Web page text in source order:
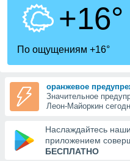
Вы можете
к этому
доступ
+16°
По ощущениям +16°
оранжевое
Значительное
Леон-Майоркин
Наслаждайтесь
приложением
БЕСПЛАТНО